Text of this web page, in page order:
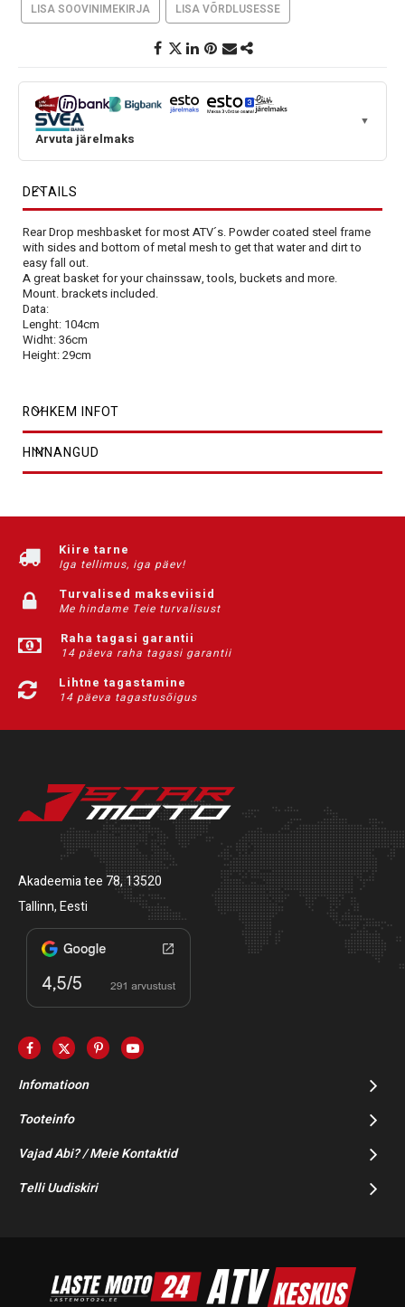
LISA SOOVINIMEKIRJA LISA VÕRDLUSESSE
Arvuta järelmaks
▼
DETAILS
Rear Drop meshbasket for most ATV´s. Powder coated steel frame
with sides and bottom of metal mesh to get that water and dirt to
easy fall out.
A great basket for your chainssaw, tools, buckets and more.
Mount. brackets included.
Data:
Lenght: 104cm
Widht: 36cm
Height: 29cm
ROHKEM INFOT
HINNANGUD
Kiire tarne
Iga tellimus, iga päev!
Turvalised makseviisid
Me hindame Teie turvalisust
Raha tagasi garantii
14 päeva raha tagasi garantii
Lihtne tagastamine
14 päeva tagastusõigus
Akadeemia tee 78, 13520
Tallinn, Eesti
Infomatioon
Tooteinfo
Vajad Abi? / Meie Kontaktid
Telli Uudiskiri